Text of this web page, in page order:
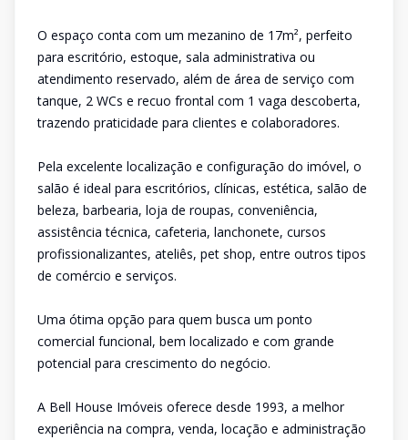
O espaço conta com um mezanino de 17m², perfeito
para escritório, estoque, sala administrativa ou
atendimento reservado, além de área de serviço com
tanque, 2 WCs e recuo frontal com 1 vaga descoberta,
trazendo praticidade para clientes e colaboradores.
Pela excelente localização e configuração do imóvel, o
salão é ideal para escritórios, clínicas, estética, salão de
beleza, barbearia, loja de roupas, conveniência,
assistência técnica, cafeteria, lanchonete, cursos
profissionalizantes, ateliês, pet shop, entre outros tipos
de comércio e serviços.
Uma ótima opção para quem busca um ponto
comercial funcional, bem localizado e com grande
potencial para crescimento do negócio.
A Bell House Imóveis oferece desde 1993, a melhor
experiência na compra, venda, locação e administração